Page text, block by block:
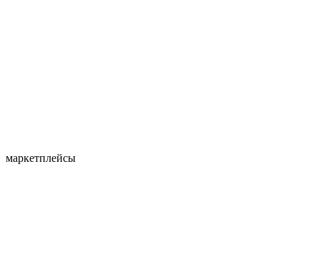
маркетплейсы